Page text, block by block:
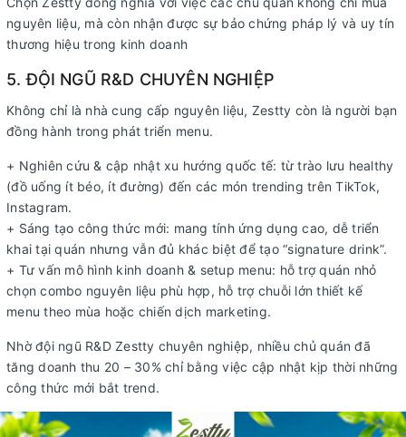
nguyên liệu, mà còn nhận được sự bảo chứng pháp lý và uy tín
thương hiệu trong kinh doanh
5. ĐỘI NGŨ R&D CHUYÊN NGHIỆP
Không chỉ là nhà cung cấp nguyên liệu, Zestty còn là người bạn
đồng hành trong phát triển menu.
+ Nghiên cứu & cập nhật xu hướng quốc tế: từ trào lưu healthy
(đồ uống ít béo, ít đường) đến các món trending trên TikTok,
Instagram.
+ Sáng tạo công thức mới: mang tính ứng dụng cao, dễ triển
khai tại quán nhưng vẫn đủ khác biệt để tạo “signature drink”.
+ Tư vấn mô hình kinh doanh & setup menu: hỗ trợ quán nhỏ
chọn combo nguyên liệu phù hợp, hỗ trợ chuỗi lớn thiết kế
menu theo mùa hoặc chiến dịch marketing.
Nhờ đội ngũ R&D Zestty chuyên nghiệp, nhiều chủ quán đã
tăng doanh thu 20 – 30% chỉ bằng việc cập nhật kịp thời những
công thức mới bắt trend.